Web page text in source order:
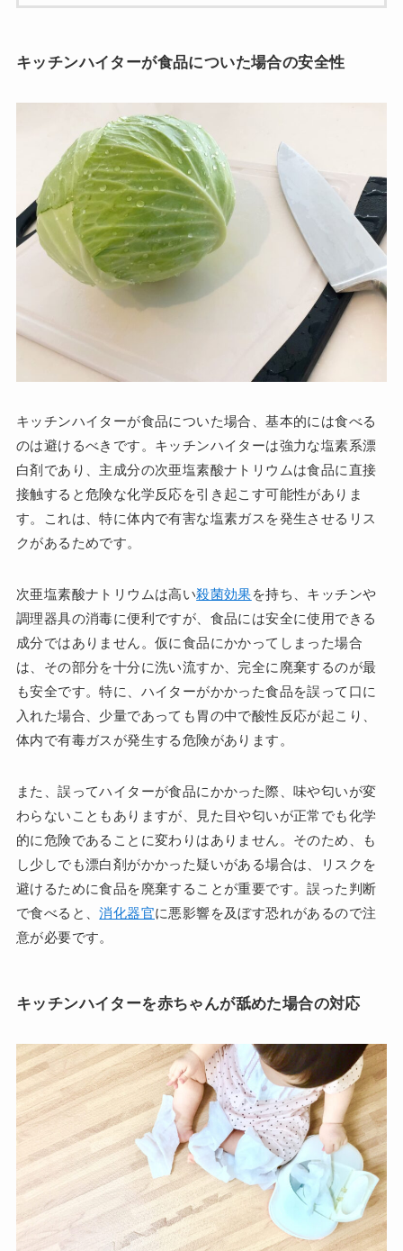
キッチンハイターが食品についた場合の安全性
キッチンハイターが食品についた場合、基本的には食べる
のは避けるべきです。キッチンハイターは強力な塩素系漂
白剤であり、主成分の次亜塩素酸ナトリウムは食品に直接
接触すると危険な化学反応を引き起こす可能性がありま
す。これは、特に体内で有害な塩素ガスを発生させるリス
クがあるためです。
次亜塩素酸ナトリウムは高い殺菌効果を持ち、キッチンや
調理器具の消毒に便利ですが、食品には安全に使用できる
成分ではありません。仮に食品にかかってしまった場合
は、その部分を十分に洗い流すか、完全に廃棄するのが最
も安全です。特に、ハイターがかかった食品を誤って口に
入れた場合、少量であっても胃の中で酸性反応が起こり、
体内で有毒ガスが発生する危険があります。
また、誤ってハイターが食品にかかった際、味や匂いが変
わらないこともありますが、見た目や匂いが正常でも化学
的に危険であることに変わりはありません。そのため、も
し少しでも漂白剤がかかった疑いがある場合は、リスクを
避けるために食品を廃棄することが重要です。誤った判断
で食べると、消化器官に悪影響を及ぼす恐れがあるので注
意が必要です。
キッチンハイターを赤ちゃんが舐めた場合の対応